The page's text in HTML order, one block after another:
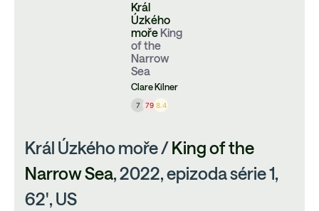
Král
Úzkého
moře King
of the
Narrow
Sea
Clare Kilner
7 79 8.4
Král Úzkého moře / King of the
Narrow Sea, 2022, epizoda série 1,
62', US